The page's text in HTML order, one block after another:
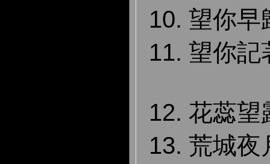
10. 望你早
11. 望你記
12. 花蕊望
13. 荒城夜